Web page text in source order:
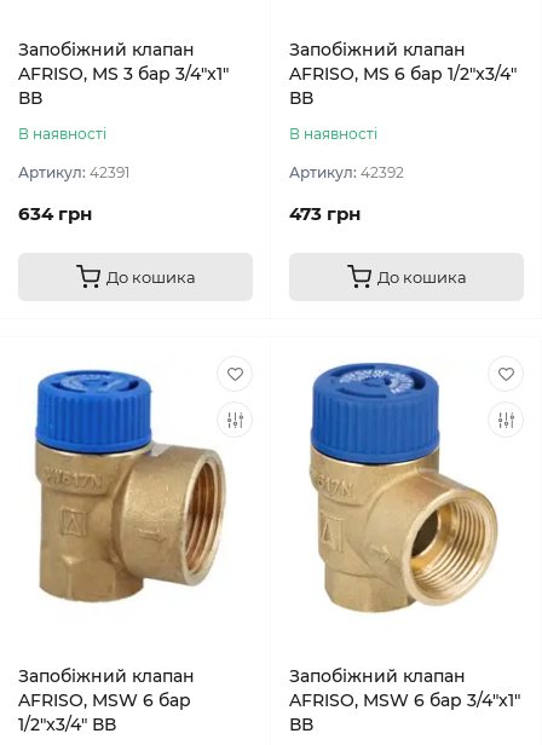
Запобіжний клапан
AFRISO, MS 3 бар 3/4"x1"
ВВ
В наявності
Артикул: 42391
634 грн
До кошика
Запобіжний клапан
AFRISO, MS 6 бар 1/2"x3/4"
ВВ
В наявності
Артикул: 42392
473 грн
До кошика
Запобіжний клапан
AFRISO, MSW 6 бар
1/2"x3/4" ВВ
Запобіжний клапан
AFRISO, MSW 6 бар 3/4"x1"
ВВ